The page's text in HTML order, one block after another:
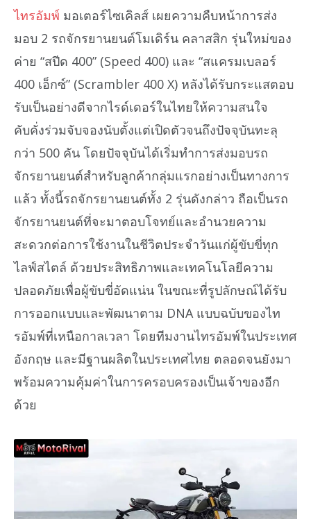
ไทรอัมพ์ มอเตอร์ไซเคิลส์ เผยความคืบหน้าการส่ง
มอบ 2 รถจักรยานยนต์โมเดิร์น คลาสสิก รุ่นใหม่ของ
ค่าย “สปีด 400” (Speed 400) และ “สแครมเบลอร์
400 เอ็กซ์” (Scrambler 400 X) หลังได้รับกระแสตอบ
รับเป็นอย่างดีจากไรด์เดอร์ในไทยให้ความสนใจ
คับคั่งร่วมจับจองนับตั้งแต่เปิดตัวจนถึงปัจจุบันทะลุ
กว่า 500 คัน โดยปัจจุบันได้เริ่มทำการส่งมอบรถ
จักรยานยนต์สำหรับลูกค้ากลุ่มแรกอย่างเป็นทางการ
แล้ว ทั้งนี้รถจักรยานยนต์ทั้ง 2 รุ่นดังกล่าว ถือเป็นรถ
จักรยานยนต์ที่จะมาตอบโจทย์และอำนวยความ
สะดวกต่อการใช้งานในชีวิตประจำวันแก่ผู้ขับขี่ทุก
ไลฟ์สไตล์ ด้วยประสิทธิภาพและเทคโนโลยีความ
ปลอดภัยเพื่อผู้ขับขี่อัดแน่น ในขณะที่รูปลักษณ์ได้รับ
การออกแบบและพัฒนาตาม DNA แบบฉบับของไท
รอัมพ์ที่เหนือกาลเวลา โดยทีมงานไทรอัมพ์ในประเทศ
อังกฤษ และมีฐานผลิตในประเทศไทย ตลอดจนยังมา
พร้อมความคุ้มค่าในการครอบครองเป็นเจ้าของอีก
ด้วย